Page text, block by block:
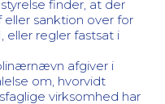
finder, at der
sanktion over for
eller regler fastsat i
afgiver i
om, hvorvidt
virksomhed har